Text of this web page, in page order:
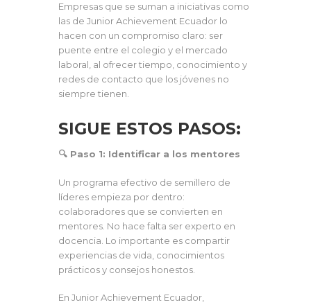
Empresas que se suman a iniciativas como
las de Junior Achievement Ecuador lo
hacen con un compromiso claro: ser
puente entre el colegio y el mercado
laboral, al ofrecer tiempo, conocimiento y
redes de contacto que los jóvenes no
siempre tienen.
SIGUE ESTOS PASOS:
🔍 Paso 1: Identificar a los mentores
Un programa efectivo de semillero de
líderes empieza por dentro:
colaboradores que se convierten en
mentores. No hace falta ser experto en
docencia. Lo importante es compartir
experiencias de vida, conocimientos
prácticos y consejos honestos.
En Junior Achievement Ecuador,